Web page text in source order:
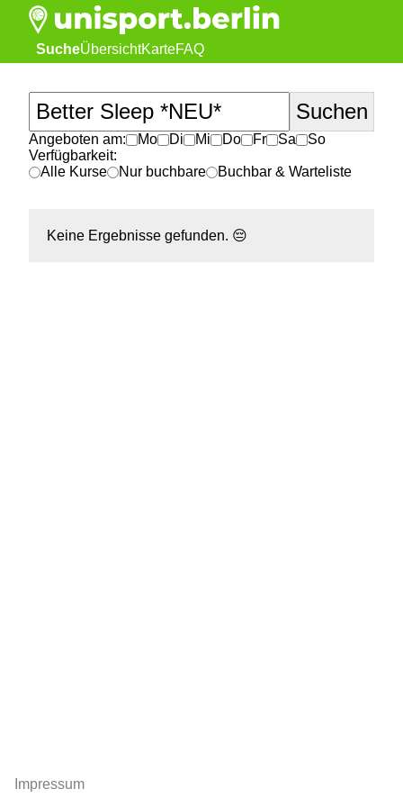
SucheÜbersichtKarteFAQ
Angeboten am: Mo Di Mi Do Fr Sa
So
Verfügbarkeit:
Alle Kurse
Nur buchbare Buchbar & Warteliste
Keine Ergebnisse gefunden. 😔
Impressum